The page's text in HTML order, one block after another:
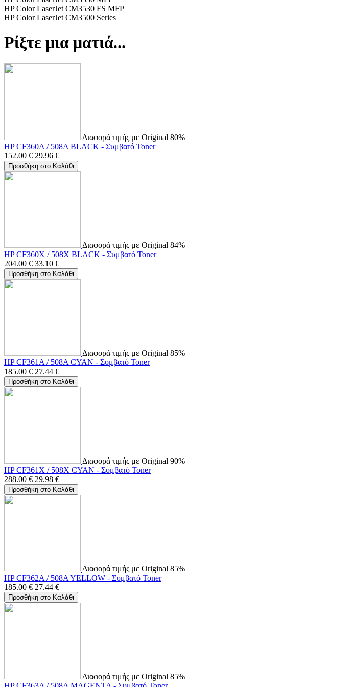
HP Color LaserJet CM3530 FS MFP
HP Color LaserJet CM3500 Series
Ρίξτε μια ματιά...
Διαφορά τιμής με Original 80%
HP CF360A / 508A BLACK - Συμβατό Toner
152.00 € 29.96 €
Προσθήκη στο Καλάθι
Διαφορά τιμής με Original 84%
HP CF360X / 508X BLACK - Συμβατό Toner
204.00 € 33.10 €
Προσθήκη στο Καλάθι
Διαφορά τιμής με Original 85%
HP CF361A / 508A CYAN - Συμβατό Toner
185.00 € 27.44 €
Προσθήκη στο Καλάθι
Διαφορά τιμής με Original 90%
HP CF361X / 508X CYAN - Συμβατό Toner
288.00 € 29.98 €
Προσθήκη στο Καλάθι
Διαφορά τιμής με Original 85%
HP CF362A / 508A YELLOW - Συμβατό Toner
185.00 € 27.44 €
Προσθήκη στο Καλάθι
Διαφορά τιμής με Original 85%